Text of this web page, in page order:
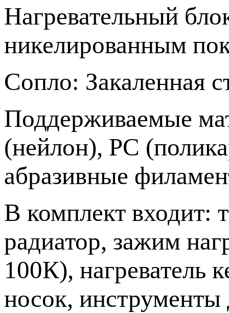
Нагревательный
никелированным
Сопло: Закаленная
Поддерживаемые
(нейлон), PC
абразивные
В комплект входит:
радиатор, зажим
100К), нагреватель
носок,